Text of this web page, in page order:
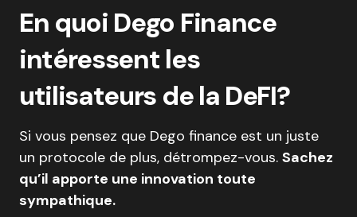
En quoi Dego Finance
intéressent les
utilisateurs de la DeFI?
Si vous pensez que Dego finance est un juste
un protocole de plus, détrompez-vous. Sachez
qu’il apporte une innovation toute
sympathique.